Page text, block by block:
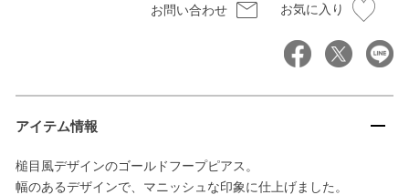
お問い合わせ お気に入り
アイテム情報
槌目風デザインのゴールドフープピアス。
幅のあるデザインで、マニッシュな印象に仕上げました。